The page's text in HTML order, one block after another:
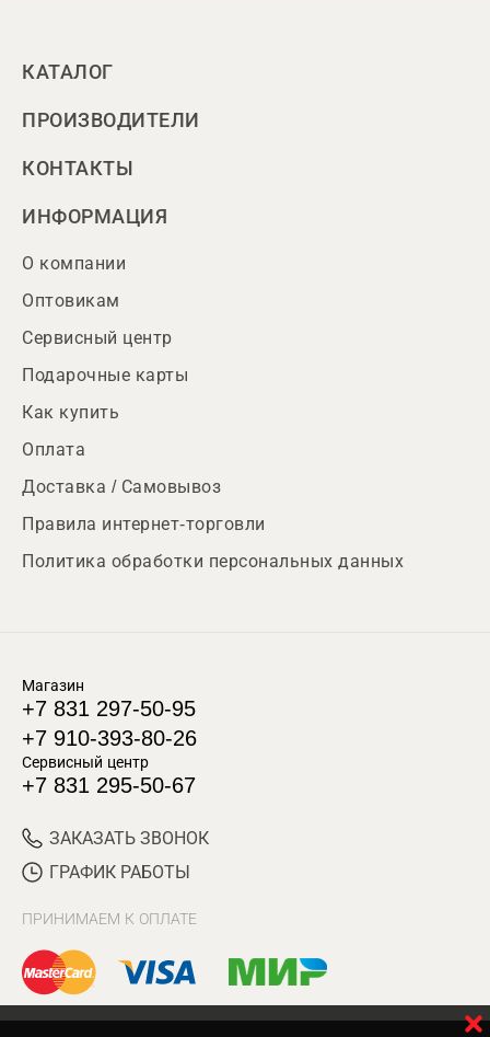
КАТАЛОГ
ПРОИЗВОДИТЕЛИ
КОНТАКТЫ
ИНФОРМАЦИЯ
О компании
Оптовикам
Сервисный центр
Подарочные карты
Как купить
Оплата
Доставка / Самовывоз
Правила интернет-торговли
Политика обработки персональных данных
Магазин
+7 831 297-50-95
+7 910-393-80-26
Сервисный центр
+7 831 295-50-67
ЗАКАЗАТЬ ЗВОНОК
ГРАФИК РАБОТЫ
ПРИНИМАЕМ К ОПЛАТЕ